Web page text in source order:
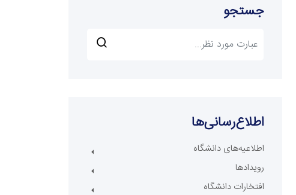
جستجو
اطلاع‌رسانی‌ها
اطلاعیه‌های دانشگاه
رویدادها
افتخارات دانشگاه